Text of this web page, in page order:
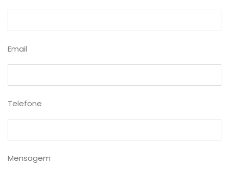
Email
Telefone
Mensagem